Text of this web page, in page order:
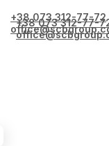
+38 073 312-77-
+38 073 312-77-72